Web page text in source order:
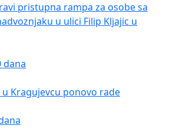
pristupna rampa za osobe sa
u ulici Filip Kljajic u
dana
Kragujevcu ponovo rade